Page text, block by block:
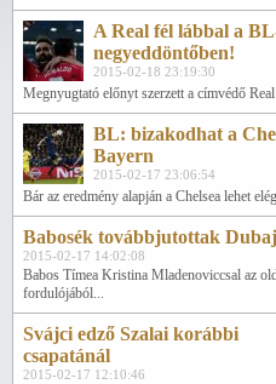
A Real fél lábbal a
negyeddöntőben!
2015-02-18 23:19:30
Megnyugtató előnyt szerzett a címvédő
BL: bizakodhat a
Bayern
2015-02-17 23:06:54
Bár az eredmény alapján a Chelsea lehet
Babosék továbbjutottak
2015-02-17 14:02:08
Babos Tímea Kristina Mladenoviccsal az
fordulójából...
Svájci edző Szalai korábbi
csapatánál
2015-02-17 12:10:46